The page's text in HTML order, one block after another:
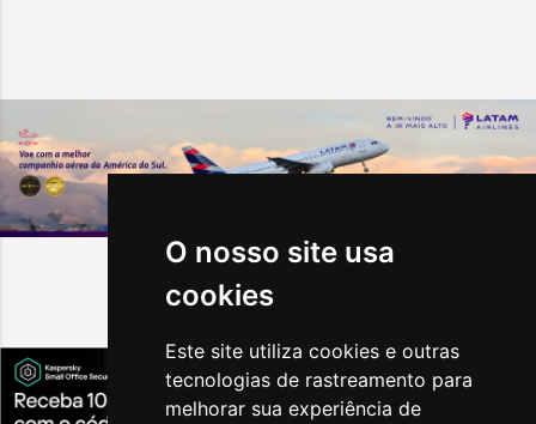
O nosso site usa
cookies
Este site utiliza cookies e outras
tecnologias de rastreamento para
melhorar sua experiência de
Destaques da Semana